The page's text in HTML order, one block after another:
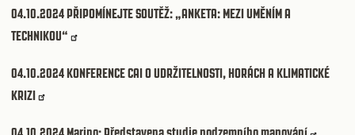
04.10.2024PŘIPOMÍNEJTE SOUTĚŽ: „ANKETA: MEZI UMĚNÍM A
TECHNIKOU“
04.10.2024KONFERENCE CAI O UDRŽITELNOSTI, HORÁCH A KLIMATICKÉ
KRIZI